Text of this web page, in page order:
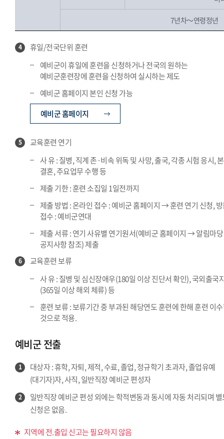
7년차～연령정년
4
휴일/전국단위 훈련
예비군이 휴일에 훈련을 신청하거나 전국의 원하는
예비군훈련장에 훈련을 신청하여 실시하는 제도
예비군 홈페이지 본인 신청 가능
예비군 홈페이지
5
교육훈련 연기
사 유 : 질병, 직계 존·비속 위독 및 사망, 출국, 각종 시험 응시,
결혼, 주요업무 수행 등
제출 기한 : 훈련 소집일 1일전까지
제출 방법 : 온라인 접수 : 예비군 홈페이지 → 훈련 연기 신청,
접수 : 예비군연대
제출 서류 : 연기 사유별 연기원서(예비군 홈페이지 → 알림마
공지사항 참조) 제출
6
교육훈련 보류
사 유 : 질병 및 심신장애우(180일 이상 진단서 확인), 국외출국
(365일 이상 해외 체류) 등
훈련 보류 : 보류기간 중 부과된 해당연도 훈련에 한해 훈련 이
것으로 적용.
예비군 전출
1
대상자 : 휴학, 자퇴, 제적, 수료, 졸업, 정규학기 초과자, 졸업유예
(대기자)자, 사직, 일반직장 예비군 편성자
2
일반직장 예비군 편성 외에는 학적변동과 동시에 자동 처리되며
신청은 없음.
지역에 전.출입 신고는 필요하지 않음